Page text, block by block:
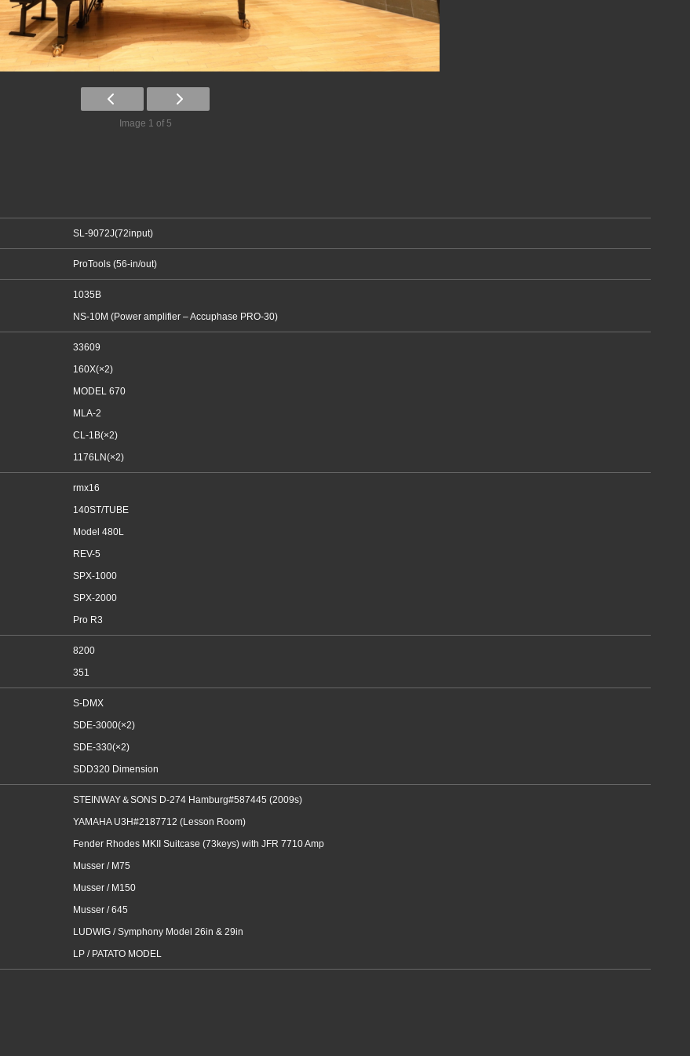
Image 1 of 5
SL-9072J(72input)
ProTools (56-in/out)
1035B
NS-10M (Power amplifier – Accuphase PRO-30)
33609
160X(×2)
MODEL 670
MLA-2
CL-1B(×2)
1176LN(×2)
rmx16
140ST/TUBE
Model 480L
REV-5
SPX-1000
SPX-2000
Pro R3
8200
351
S-DMX
SDE-3000(×2)
SDE-330(×2)
SDD320 Dimension
STEINWAY＆SONS D-274 Hamburg#587445 (2009s)
YAMAHA U3H#2187712 (Lesson Room)
Fender Rhodes MKII Suitcase (73keys) with JFR 7710 Amp
Musser / M75
Musser / M150
Musser / 645
LUDWIG / Symphony Model 26in & 29in
LP / PATATO MODEL